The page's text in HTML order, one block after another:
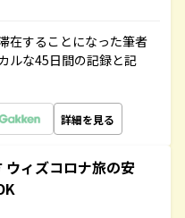
在することになった筆者
ルな45日間の記録と記
詳細を見る
ウィズコロナ旅の安